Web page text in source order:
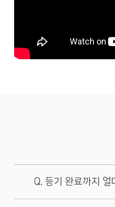
등기 완료까지 얼